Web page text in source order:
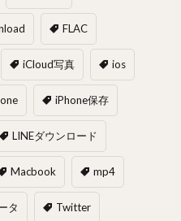
FLAC
iCloud写真 ios
iPhone保存
LINEダウンロード
Macbook mp4
タ Twitter